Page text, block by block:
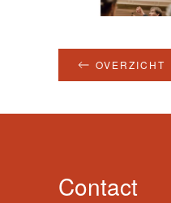
OVERZICHT
Contact